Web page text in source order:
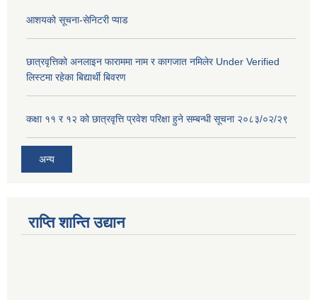
आशयको सूचना-सेनिटरी प्याड
छात्रवृत्तिको अनलाइन फाराममा नाम र कागजात नमिलेर Under Verified
लिस्टमा रहेका बिद्यार्थी बिवरण
कक्षा ११ र १२ को छात्रवृत्ति प्रवेश परिक्षा हुने सम्बन्धी सूचना २०८३/०२/२९
अन्य
राप्ति शान्ति उद्यान